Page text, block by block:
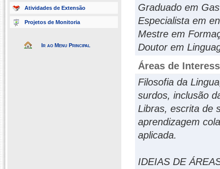
Atividades de Extensão
Projetos de Monitoria
Ir ao Menu Principal
Graduado em
Especialista em
Mestre em
Doutor em
Áreas de
Filosofia da
surdos, inclusão
Libras, escrita de
aprendizagem
aplicada.
IDEIAS DE